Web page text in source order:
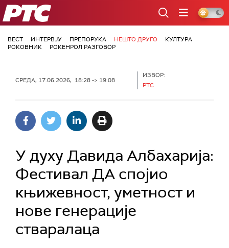
РТС
ВЕСТ ИНТЕРВЈУ ПРЕПОРУКА НЕШТО ДРУГО
КУЛТУРА
РОКОВНИК
РОКЕНРОЛ РАЗГОВОР
СРЕДА, 17.06.2026, 18:28 -> 19:08
ИЗВОР:
РТС
У духу Давида Албахарија:
Фестивал ДА спојио
књижевност, уметност и
нове генерације
стваралаца